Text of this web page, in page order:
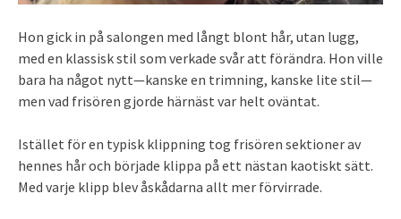
Hon gick in på salongen med långt blont hår, utan lugg,
med en klassisk stil som verkade svår att förändra. Hon ville
bara ha något nytt—kanske en trimning, kanske lite stil—
men vad frisören gjorde härnäst var helt oväntat.
Istället för en typisk klippning tog frisören sektioner av
hennes hår och började klippa på ett nästan kaotiskt sätt.
Med varje klipp blev åskådarna allt mer förvirrade.